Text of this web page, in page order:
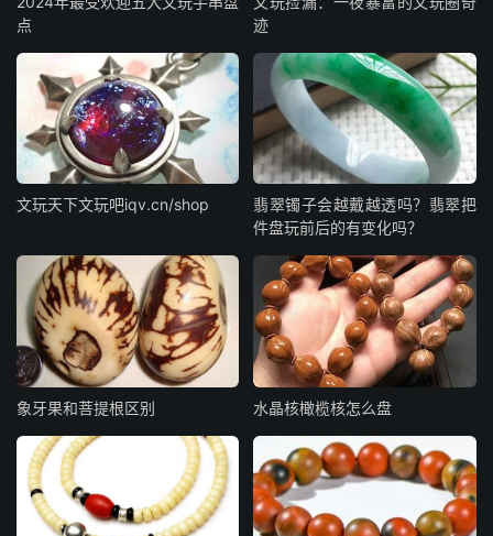
点
迹
文玩天下文玩吧iqv.cn/shop
翡翠镯子会越戴越透吗？翡翠把
件盘玩前后的有变化吗？
象牙果和菩提根区别 水晶核橄榄核怎么盘